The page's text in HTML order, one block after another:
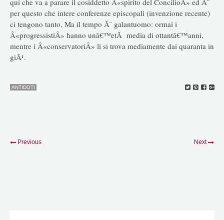
per questo che intere conferenze episcopali (invenzione recente)
ci tengono tanto. Ma il tempo Ã¨ galantuomo: ormai i
Â«progressistiÂ» hanno unâ€™etÃ media di ottantâ€™anni,
mentre i Â«conservatoriÂ» li si trova mediamente dai quaranta in
giÃ¹.
ANTIDOTI
Previous Next